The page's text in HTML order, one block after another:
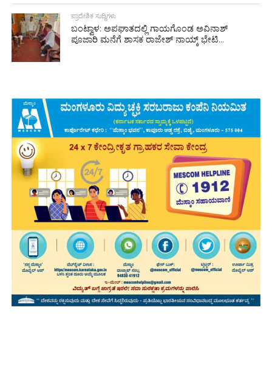
ಪ್ರಾದೇಶಿಕ ಸುದ್ದಿಗಳು
ಬಂಟ್ವಾಳ: ಅಪಘಾತದಲ್ಲಿ ಗಾಯಗೊಂಡ ಅವಿನಾಶ್
ಪೂಜಾರಿ ಮನೆಗೆ ಶಾಸಕ ರಾಜೇಶ್ ನಾಯ್ಕ್ ಭೇಟಿ...